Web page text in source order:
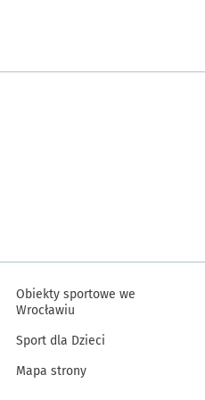
Obiekty sportowe we
Wrocławiu
Sport dla Dzieci
Mapa strony